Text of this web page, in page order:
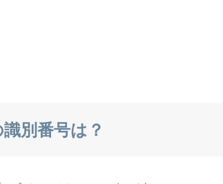
別番号は？